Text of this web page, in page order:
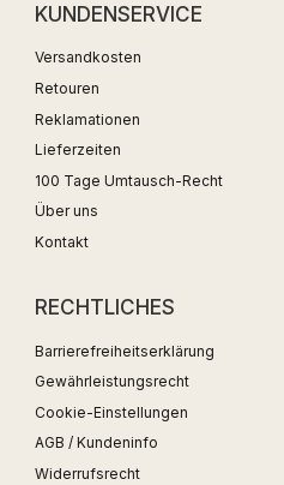
KUNDENSERVICE
Versandkosten
Retouren
Reklamationen
Lieferzeiten
100 Tage Umtausch-Recht
Über uns
Kontakt
RECHTLICHES
Barrierefreiheitserklärung
Gewährleistungsrecht
Cookie-Einstellungen
AGB / Kundeninfo
Widerrufsrecht